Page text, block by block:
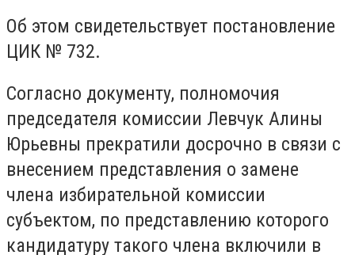
Об этом свидетельствует постановление
ЦИК № 732.
Согласно документу, полномочия
председателя комиссии Левчук Алины
Юрьевны прекратили досрочно в связи с
внесением представления о замене
члена избирательной комиссии
субъектом, по представлению которого
кандидатуру такого члена включили в